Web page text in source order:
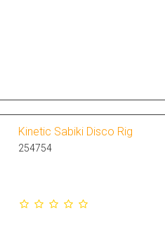
Kinetic Sabiki Disco Rig
254754